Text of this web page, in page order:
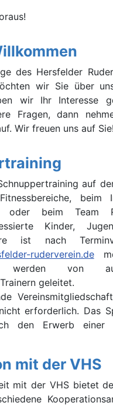
des Hersfelder
wir Sie über
wir Ihr Interesse
Fragen, dann
Wir freuen uns auf Sie!
auf
beim
oder beim Team
Kinder,
ist nach
ruderverein.de
werden von
geleitet.
erforderlich. Das
den Erwerb einer
mit der VHS
mit der VHS bietet